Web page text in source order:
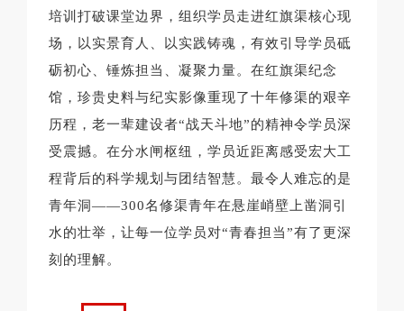
培训打破课堂边界，组织学员走进红旗渠核心现
场，以实景育人、以实践铸魂，有效引导学员砥
砺初心、锤炼担当、凝聚力量。在红旗渠纪念
馆，珍贵史料与纪实影像重现了十年修渠的艰辛
历程，老一辈建设者“战天斗地”的精神令学员深
受震撼。在分水闸枢纽，学员近距离感受宏大工
程背后的科学规划与团结智慧。最令人难忘的是
青年洞——300名修渠青年在悬崖峭壁上凿洞引
水的壮举，让每一位学员对“青春担当”有了更深
刻的理解。